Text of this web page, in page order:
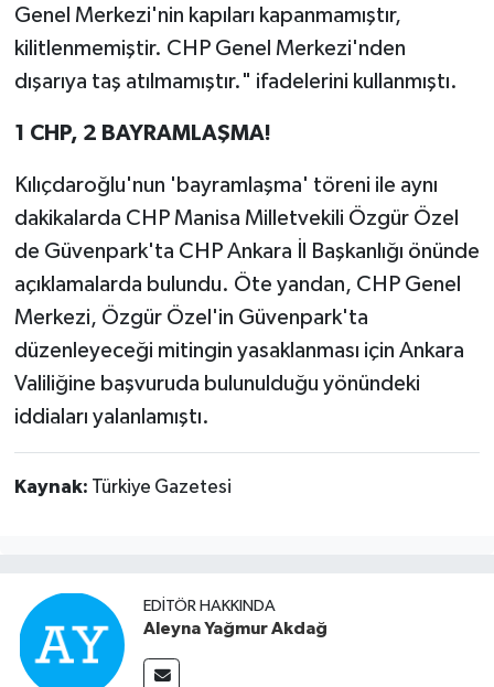
Genel Merkezi'nin kapıları kapanmamıştır,
kilitlenmemiştir. CHP Genel Merkezi'nden
dışarıya taş atılmamıştır." ifadelerini kullanmıştı.
1 CHP, 2 BAYRAMLAŞMA!
Kılıçdaroğlu'nun 'bayramlaşma' töreni ile aynı
dakikalarda CHP Manisa Milletvekili Özgür Özel
de Güvenpark'ta CHP Ankara İl Başkanlığı önünde
açıklamalarda bulundu. Öte yandan, CHP Genel
Merkezi, Özgür Özel'in Güvenpark'ta
düzenleyeceği mitingin yasaklanması için Ankara
Valiliğine başvuruda bulunulduğu yönündeki
iddiaları yalanlamıştı.
Kaynak: Türkiye Gazetesi
EDITÖR HAKKINDA
Aleyna Yağmur Akdağ